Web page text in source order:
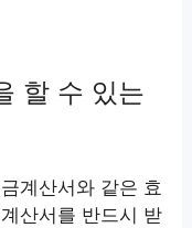
할 수 있는
계산서와 같은 효
산서를 반드시 받